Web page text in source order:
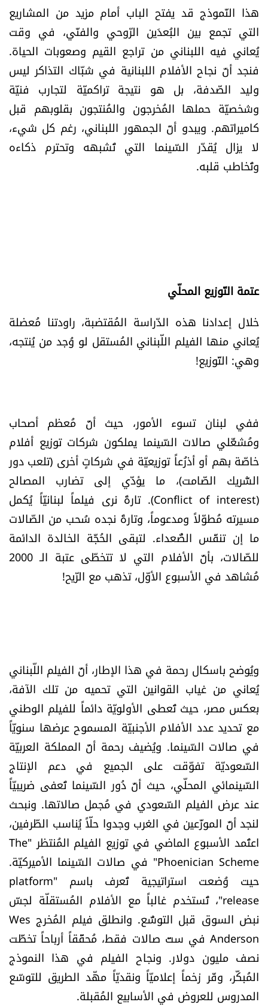
هذا النّموذج قد يفتح الباب أمام مزيد من المشاريع
التي تجمع بين البُعدَين الرّوحي والفنّي، في وقت
يُعاني فيه اللبناني من تراجع القيم وصعوبات الحياة.
فنجد أنّ نجاح الأفلام اللبنانية في شبّاك التذاكر ليس
وليد الصّدفة، بل هو نتيجة تراكميّة لتجارب فنيّة
وشخصيّة حملها المُخرجون والمُنتجون بقلوبهم قبل
كاميراتهم. ويبدو أنّ الجمهور اللبناني، رغم كل شيء،
لا يزال يُقدّر السّينما التي تُشبهه وتحترم ذكاءه
وتُخاطب قلبه.
عتمة التّوزيع المحلّي
خلال إعدادنا هذه الدّراسة المُقتضبة، راودتنا مُعضلة
يُعاني منها الفيلم اللّبناني المُستقل لو وُجد من يُنتجه،
وهي: التّوزيع!
ففي لبنان تسوء الأمور، حيث أنَّ مُعظم أصحاب
ومُشغّلي صالات السّينما يملكون شركات توزيع أفلام
خاصّة بهم أو أذرُعاً توزيعيّة في شركاتٍ أخرى (تلعب دور
الشّريك الصّامت)، ما يؤدّي إلى تضارب المصالح
(Conflict of interest). تارةً نرى فيلماً لبنانيّاً يُكمل
مسيرته مُطوّلاً ومدعوماً، وتارةً نجده سُحب من الصّالات
ما إن تنفَّس الصُّعداء. لتبقى الحُجَّة الخالدة الدائمة
للصّالات، بأنَّ الأفلام التي لا تتخطّى عتبة الـ 2000
مُشاهد في الأسبوع الأوّل، تذهب مع الرّيح!
ويُوضح باسكال رحمة في هذا الإطار، أنَّ الفيلم اللّبناني
يُعاني من غياب القوانين التي تحميه من تلك الآفة،
بعكس مصر، حيث تُعطى الأولويّة دائماً للفيلم الوطني
مع تحديد عدد الأفلام الأجنبيّة المسموح عرضها سنويّاً
في صالات السّينما. ويُضيف رحمة أنَّ المملكة العربيّة
السّعوديّة تفوّقت على الجميع في دعم الإنتاج
السّينمائي المحلّي، حيث أنَّ دُور السّينما تُعفى ضريبيّاً
عند عرض الفيلم السّعودي في مُجمل صالاتها. ونبحث
لنجد أنَّ الموزّعين في الغرب وجدوا حلّاً يُناسب الطّرفين،
اعتُمد الأسبوع الماضي في توزيع الفيلم المُنتظر "The
Phoenician Scheme" في صالات السّينما الأميركيّة.
حيت وُضعت استراتيجية تُعرف باسم "platform
release"، تُستخدم غالباً مع الأفلام المُستقلّة لجسّ
نبض السوق قبل التوسُّع. وانطلق فيلم المُخرج Wes
Anderson في ستّ صالات فقط، مُحقّقاً أرباحاً تخطَّت
نصف مليون دولار. ونجاح الفيلم في هذا النموذج
المُبكّر، وفّر زخماً إعلاميّاً ونقديّاً مهّد الطريق للتوسّع
المدروس للعروض في الأسابيع المُقبلة.